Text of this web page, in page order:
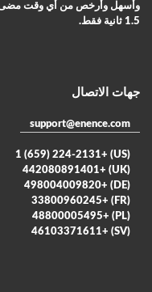
وأسهل وأرخص من أي وقت مضى!
1.5 ثانية فقط.
جهات الاتصال
support@enence.com
(US) +1 (659) 224-2131
(UK) +442080891401
(DE) +498004009820
(FR) +33800960245
(PL) +48800005495
(SV) +46103371611